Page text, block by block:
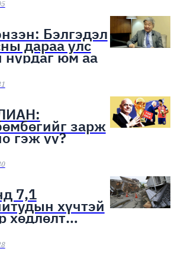
Бэлгэдэл
дараа улс
нурдаг юм аа
зарж
гэж үү?
7,1
хүчтэй
хөдлөлт